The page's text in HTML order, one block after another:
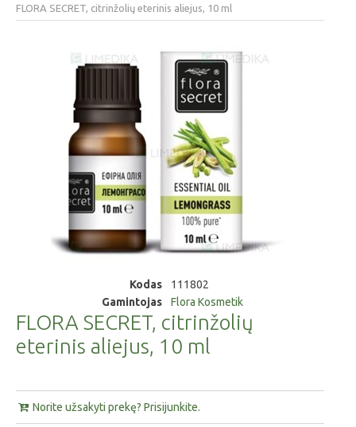
FLORA SECRET, citrinžolių eterinis aliejus, 10 ml
Kodas
111802
Gamintojas
Flora Kosmetik
FLORA SECRET, citrinžolių
eterinis aliejus, 10 ml
Norite užsakyti prekę? Prisijunkite.